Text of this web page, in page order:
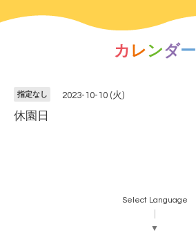
カ レンダー
指定なし 2023-10-10 (火)
休園日
Select Language
▼